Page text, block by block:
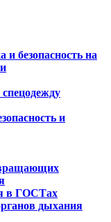
безопасность на
и
в ГОСТах
дыхания